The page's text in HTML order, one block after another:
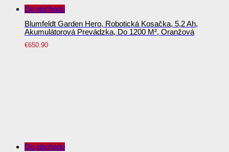
Do obchodu
Blumfeldt Garden Hero, Robotická Kosačka, 5,2 Ah,
Akumulátorová Prevádzka, Do 1200 M², Oranžová
€650.90
Do obchodu